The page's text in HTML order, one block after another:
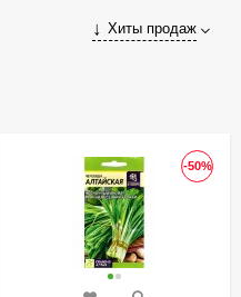
Хиты продаж
-50%